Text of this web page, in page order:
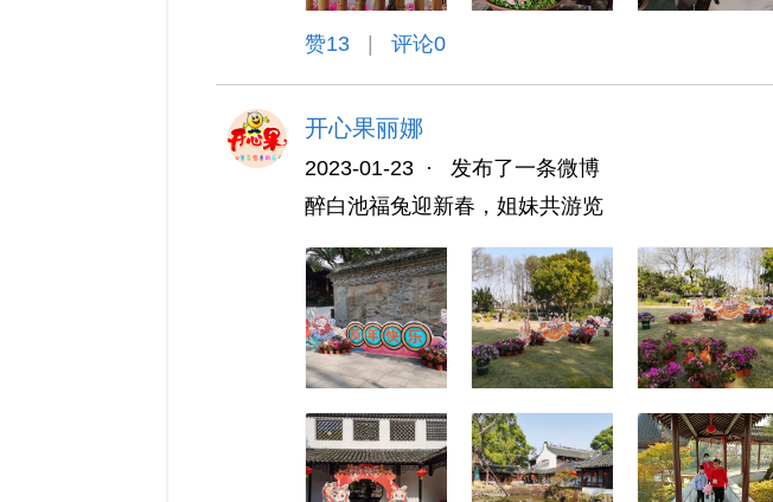
赞13 评论0
开心果丽娜
2023-01-23 ·
发布了一条微博
醉白池福兔迎新春，姐妹共游览